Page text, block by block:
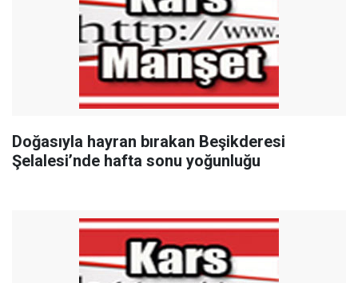
Doğasıyla hayran bırakan Beşikderesi
Şelalesi’nde hafta sonu yoğunluğu